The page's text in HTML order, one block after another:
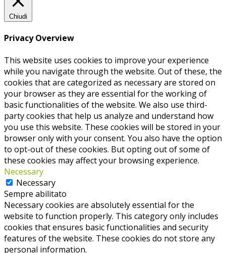
Chiudi
Privacy Overview
This website uses cookies to improve your experience
while you navigate through the website. Out of these, the
cookies that are categorized as necessary are stored on
your browser as they are essential for the working of
basic functionalities of the website. We also use third-
party cookies that help us analyze and understand how
you use this website. These cookies will be stored in your
browser only with your consent. You also have the option
to opt-out of these cookies. But opting out of some of
these cookies may affect your browsing experience.
Necessary
Necessary
Sempre abilitato
Necessary cookies are absolutely essential for the
website to function properly. This category only includes
cookies that ensures basic functionalities and security
features of the website. These cookies do not store any
personal information.